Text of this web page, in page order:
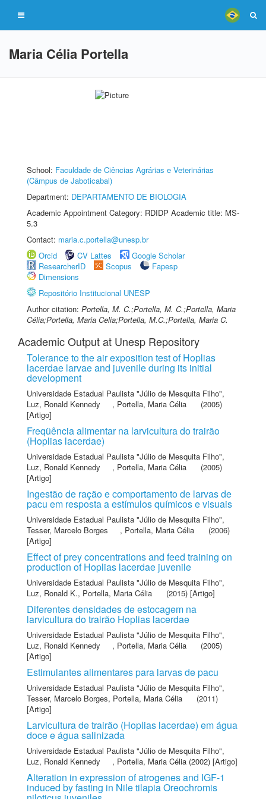
Maria Célia Portella
School: Faculdade de Ciências Agrárias e Veterinárias
(Câmpus de Jaboticabal)
Department: DEPARTAMENTO DE BIOLOGIA
Academic Appointment Category: RDIDP Academic title: MS-
5.3
Contact: maria.c.portella@unesp.br
Orcid
CV Lattes
Google Scholar
ResearcherID
Scopus
Fapesp
Dimensions
Repositório Institucional UNESP
Author citation: Portella, M. C.;Portella, M. C.;Portella, Maria
Célia;Portella, Maria Celia;Portella, M.C.;Portella, Maria C.
Academic Output at Unesp Repository
Tolerance to the air exposition test of Hoplias
lacerdae larvae and juvenile during its initial
development
Universidade Estadual Paulista "Júlio de Mesquita Filho",
Luz, Ronald Kennedy
, Portella, Maria Célia
(2005)
[Artigo]
Freqüência alimentar na larvicultura do trairão
(Hoplias lacerdae)
Universidade Estadual Paulista "Júlio de Mesquita Filho",
Luz, Ronald Kennedy
, Portella, Maria Célia
(2005)
[Artigo]
Ingestão de ração e comportamento de larvas de
pacu em resposta a estímulos químicos e visuais
Universidade Estadual Paulista "Júlio de Mesquita Filho",
Tesser, Marcelo Borges
, Portella, Maria Célia
(2006)
[Artigo]
Effect of prey concentrations and feed training on
production of Hoplias lacerdae juvenile
Universidade Estadual Paulista "Júlio de Mesquita Filho",
Luz, Ronald K., Portella, Maria Célia (2015) [Artigo]
Diferentes densidades de estocagem na
larvicultura do trairão Hoplias lacerdae
Universidade Estadual Paulista "Júlio de Mesquita Filho",
Luz, Ronald Kennedy
, Portella, Maria Célia
(2005)
[Artigo]
Estimulantes alimentares para larvas de pacu
Universidade Estadual Paulista "Júlio de Mesquita Filho",
Tesser, Marcelo Borges, Portella, Maria Célia
(2011)
[Artigo]
Larvicultura de trairão (Hoplias lacerdae) em água
doce e água salinizada
Universidade Estadual Paulista "Júlio de Mesquita Filho",
Luz, Ronald Kennedy
, Portella, Maria Célia (2002) [Artigo]
Alteration in expression of atrogenes and IGF-1
induced by fasting in Nile tilapia Oreochromis